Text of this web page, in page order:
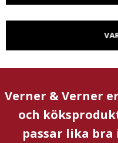
Verner & Verner
och
passar lika bra